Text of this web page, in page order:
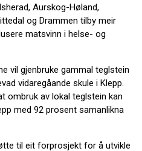
Aurskog-Høland,
og Drammen tilby meir
matsvinn i helse- og
vil gjenbruke gammal teglstein
vidaregåande skule i Klepp.
ombruk av lokal teglstein kan
med 92 prosent samanlikna
til eit forprosjekt for å utvikle